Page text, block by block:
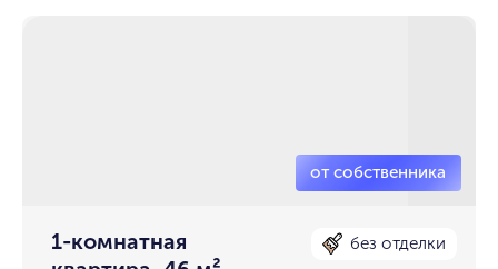
1-комнатная
без отделки